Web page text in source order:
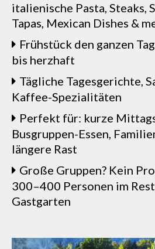
italienische Pasta, Steaks,
Tapas, Mexican Dishes &
Frühstück den ganzen
bis herzhaft
Tägliche Tagesgerichte,
Kaffee-Spezialitäten
Perfekt für: kurze
Busgruppen-Essen,
längere Rast
Große Gruppen? Kein
300–400 Personen im
Gastgarten